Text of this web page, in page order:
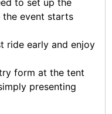
to set up the
event starts
ride early and enjoy
form at the tent
presenting